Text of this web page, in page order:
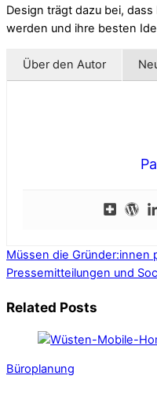
Design trägt dazu bei,
werden und ihre besten
Über den Autor
Müssen die Gründer:innen
Pressemitteilungen und
Related Posts
Büroplanung